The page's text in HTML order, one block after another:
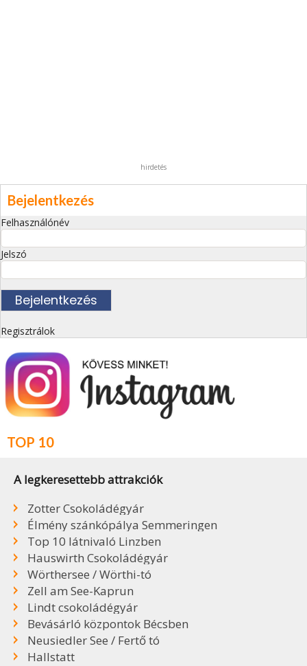
hirdetés
Bejelentkezés
Felhasználónév
Jelszó
Regisztrálok
TOP 10
A legkeresettebb attrakciók
Zotter Csokoládégyár
Élmény szánkópálya Semmeringen
Top 10 látnivaló Linzben
Hauswirth Csokoládégyár
Wörthersee / Wörthi-tó
Zell am See-Kaprun
Lindt csokoládégyár
Bevásárló központok Bécsben
Neusiedler See / Fertő tó
Hallstatt